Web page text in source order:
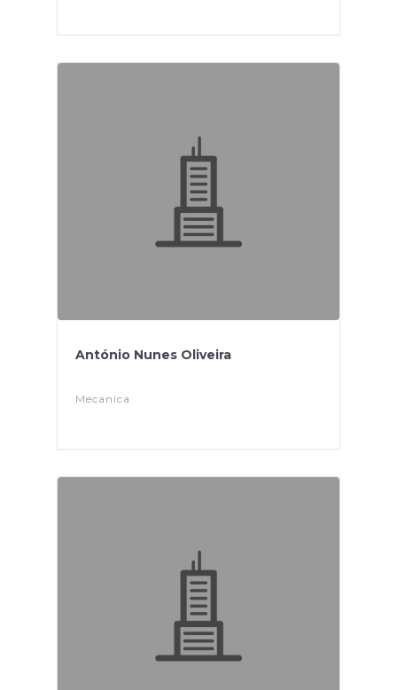
António Nunes Oliveira
Mecanica